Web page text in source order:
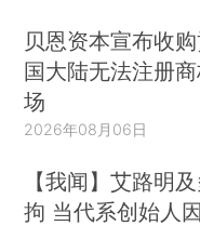
贝恩资本宣布收
国大陆无法注册
场
2026年08月06日
【我闻】艾路明
拘 当代系创始人